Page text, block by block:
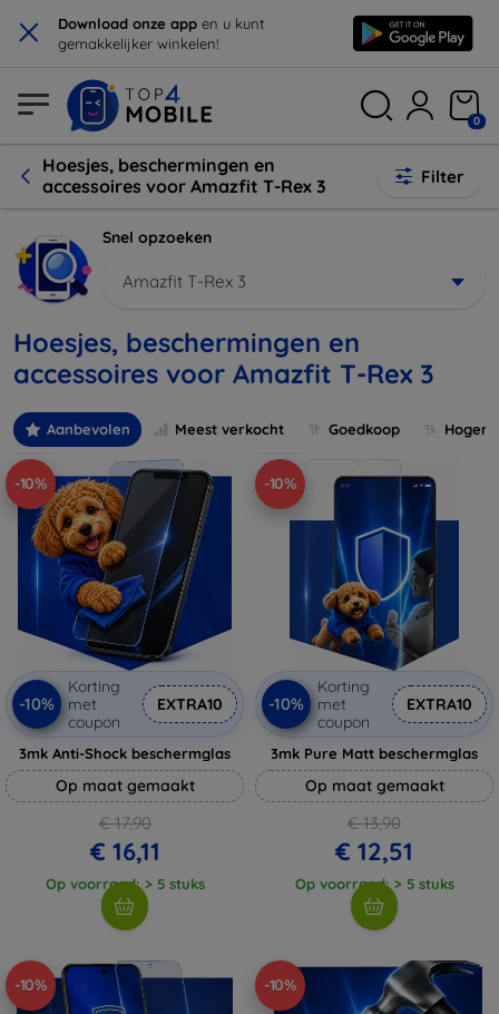
× Download onze app en u kunt
gemakkelijker winkelen!
0
Hoesjes, beschermingen en
accessoires voor Amazfit T-Rex 3
Filter
Snel opzoeken
Amazfit T-Rex 3
Hoesjes, beschermingen en
accessoires voor Amazfit T-Rex 3
Aanbevolen Meest verkocht Goedkoop
-10%
-10%
Korting
met
coupon
EXTRA10
3mk Anti-Shock beschermglas
Op maat gemaakt
€ 17,90
€ 16,11
Op voorraad: > 5 stuks
-10%
-10%
Korting
met
coupon
EXTRA10
3mk Pure Matt beschermglas
Op maat gemaakt
€ 13,90
€ 12,51
Op voorraad: > 5 stuks
-10% -10%